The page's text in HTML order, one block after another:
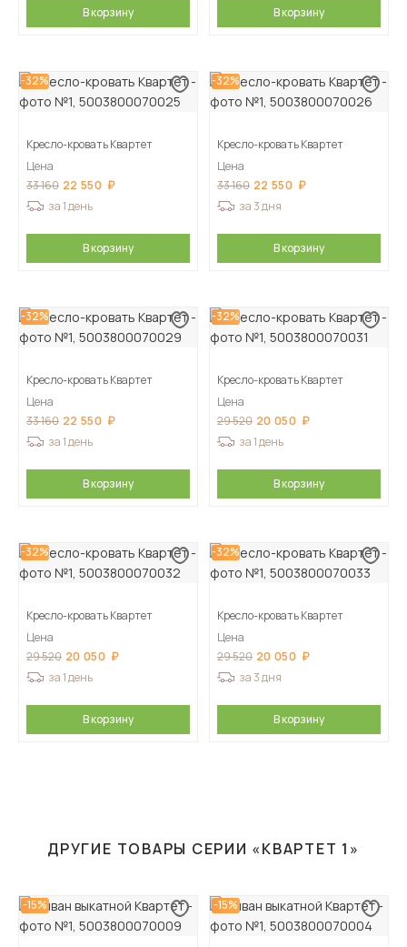
В корзину В корзину
-32%
Кресло-кровать Квартет
Цена
33 160 22 550
за 1 день
В корзину
-32%
Кресло-кровать Квартет
Цена
33 160 22 550
за 3 дня
В корзину
-32%
Кресло-кровать Квартет
Цена
33 160 22 550
за 1 день
В корзину
-32%
Кресло-кровать Квартет
Цена
29 520 20 050
за 1 день
В корзину
-32%
Кресло-кровать Квартет
Цена
29 520 20 050
за 1 день
В корзину
-32%
Кресло-кровать Квартет
Цена
29 520 20 050
за 3 дня
В корзину
ДРУГИЕ ТОВАРЫ СЕРИИ «КВАРТЕТ 1»
-15% -15%